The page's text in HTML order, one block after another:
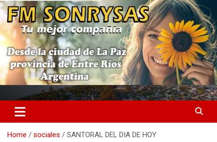
Skip
to
content
fmsonrysas.com.ar
Home sociales SANTORAL DEL DIA DE HOY